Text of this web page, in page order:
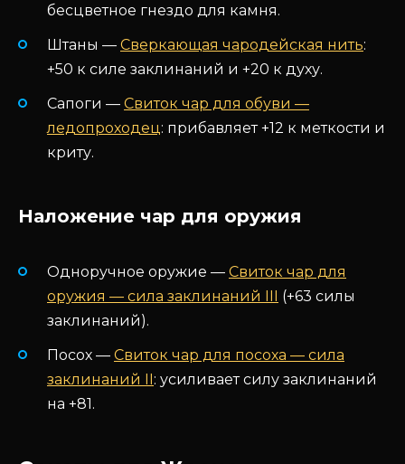
бесцветное гнездо для камня.
Штаны — Сверкающая чародейская нить:
+50 к силе заклинаний и +20 к духу.
Сапоги — Свиток чар для обуви —
ледопроходец: прибавляет +12 к меткости и
криту.
Наложение чар для оружия
Одноручное оружие — Свиток чар для
оружия — сила заклинаний III (+63 силы
заклинаний).
Посох — Свиток чар для посоха — сила
заклинаний II: усиливает силу заклинаний
на +81.